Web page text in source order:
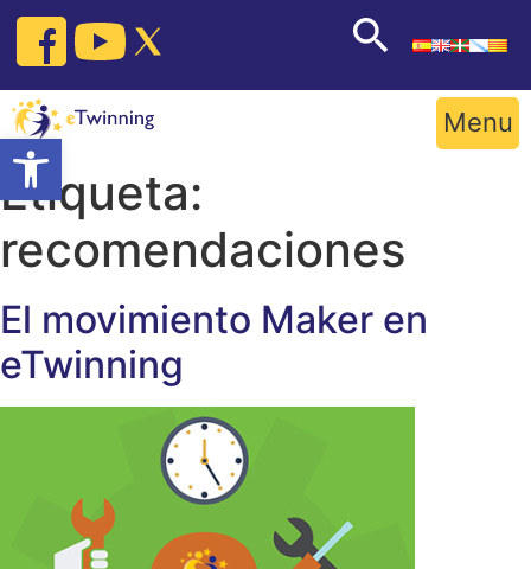
Open toolbar
Skip
content
Menu
Etiqueta:
recomendaciones
El movimiento Maker en
eTwinning